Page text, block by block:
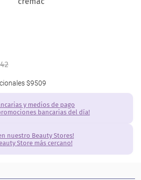
$9509
y medios de pago
bancarias del día!
nuestro Beauty Stores!
Store más cercano!